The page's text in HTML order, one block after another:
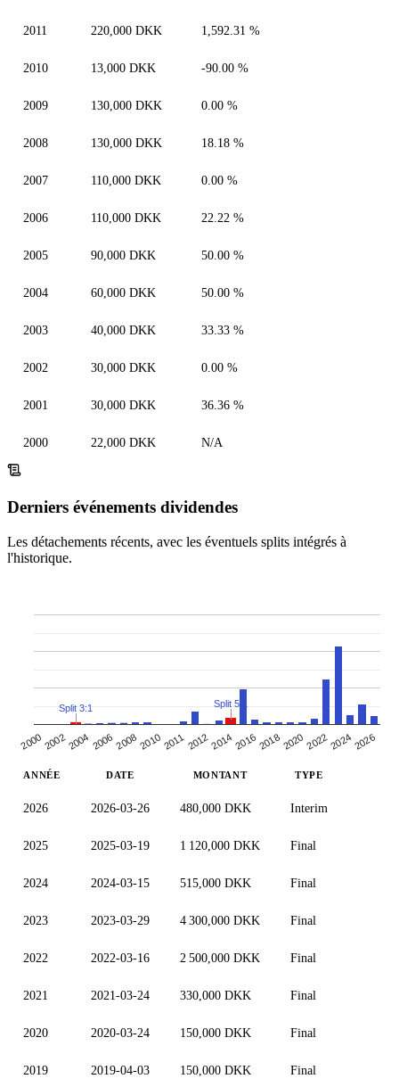
2011 220,000 DKK 1,592.31 %
2010 13,000 DKK -90.00 %
2009 130,000 DKK 0.00 %
2008 130,000 DKK 18.18 %
2007 110,000 DKK 0.00 %
2006 110,000 DKK 22.22 %
2005 90,000 DKK 50.00 %
2004 60,000 DKK 50.00 %
2003 40,000 DKK 33.33 %
2002 30,000 DKK 0.00 %
2001 30,000 DKK 36.36 %
2000 22,000 DKK N/A
Derniers événements dividendes
Les détachements récents, avec les éventuels splits intégrés à
l'historique.
200020022004 200620082010201120122014201620182020202220242026
Split 3:1 Split 5:1
ANNÉE DATE MONTANT TYPE
2026 2026-03-26 480,000 DKK Interim
2025 2025-03-19 1 120,000 DKK Final
2024 2024-03-15 515,000 DKK Final
2023 2023-03-29 4 300,000 DKK Final
2022 2022-03-16 2 500,000 DKK Final
2021 2021-03-24 330,000 DKK Final
2020 2020-03-24 150,000 DKK Final
2019 2019-04-03 150,000 DKK Final